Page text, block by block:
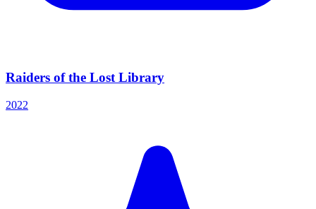
Raiders of the Lost Library
2022